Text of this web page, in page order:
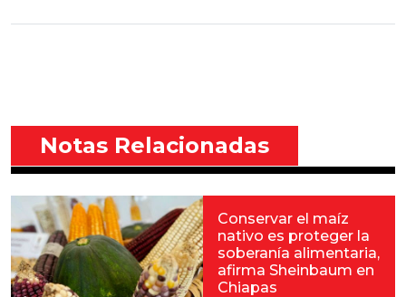
Notas Relacionadas
Conservar el maíz
nativo es proteger la
soberanía alimentaria,
afirma Sheinbaum en
Chiapas